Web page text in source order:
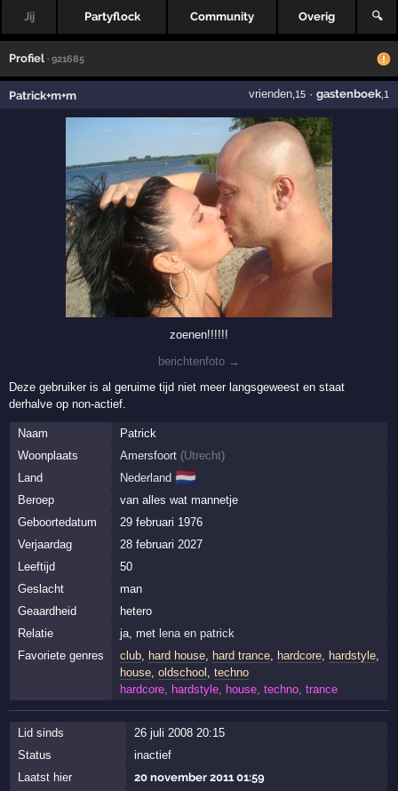
Jij Partyflock Community Overig 🔍
Profiel · 921685
Patrick+m+m vrienden,15· gastenboek,1
zoenen!!!!!!
berichtenfoto →
Deze gebruiker is al geruime tijd niet meer langsgeweest en staat
derhalve op non-actief.
Naam
Patrick
Woonplaats
Amersfoort (Utrecht)
Land
Nederland 🇳🇱
Beroep
van alles wat mannetje
Geboortedatum
29 februari 1976
Verjaardag
28 februari 2027
Leeftijd
50
Geslacht
man
Geaardheid
hetero
Relatie
ja, met lena en patrick
Favoriete genres
club, hard house, hard trance, hardcore, hardstyle,
house, oldschool , techno
hardcore, hardstyle, house, techno, trance
Lid sinds
26 juli 2008 20:15
Status
inactief
Laatst hier
20 november 2011 01:59